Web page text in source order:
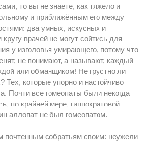
то вы не знаете, как тяжело и
и приближённым его между
два умных, искусных и
врачей не могут сойтись для
у изголовья умирающего, потому что
не понимают, а называют, каждый
или обманщиком! Не грустно ли
Тех, которые упорно и настойчиво
Почти все гомеопаты были некогда
по крайней мере, гиппократовой
аллопат не был гомеопатом.
почтенным собратьям своим: неужели